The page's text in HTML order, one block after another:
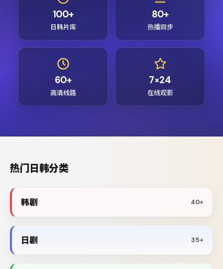
100+
日韩片库
80+
热播同步
60+
高清线路
7×24
在线观影
热门日韩分类
韩剧 40+
日剧 35+